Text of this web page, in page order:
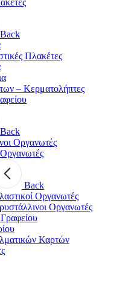
Back
Πλακέτες
– Κερματολήπτες
Back
Οργανωτές
Back
Οργανωτές
Οργανωτές
Καρτών